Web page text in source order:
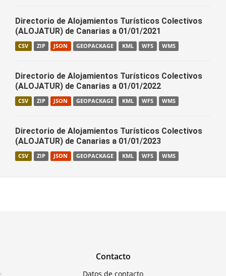
Directorio de Alojamientos Turísticos Colectivos
(ALOJATUR) de Canarias a 01/01/2021
CSV ZIP JSON GEOPACKAGE KML WFS WMS
Directorio de Alojamientos Turísticos Colectivos
(ALOJATUR) de Canarias a 01/01/2022
CSV ZIP JSON GEOPACKAGE KML WFS WMS
Directorio de Alojamientos Turísticos Colectivos
(ALOJATUR) de Canarias a 01/01/2023
CSV ZIP JSON GEOPACKAGE KML WFS WMS
Contacto
Datos de contacto